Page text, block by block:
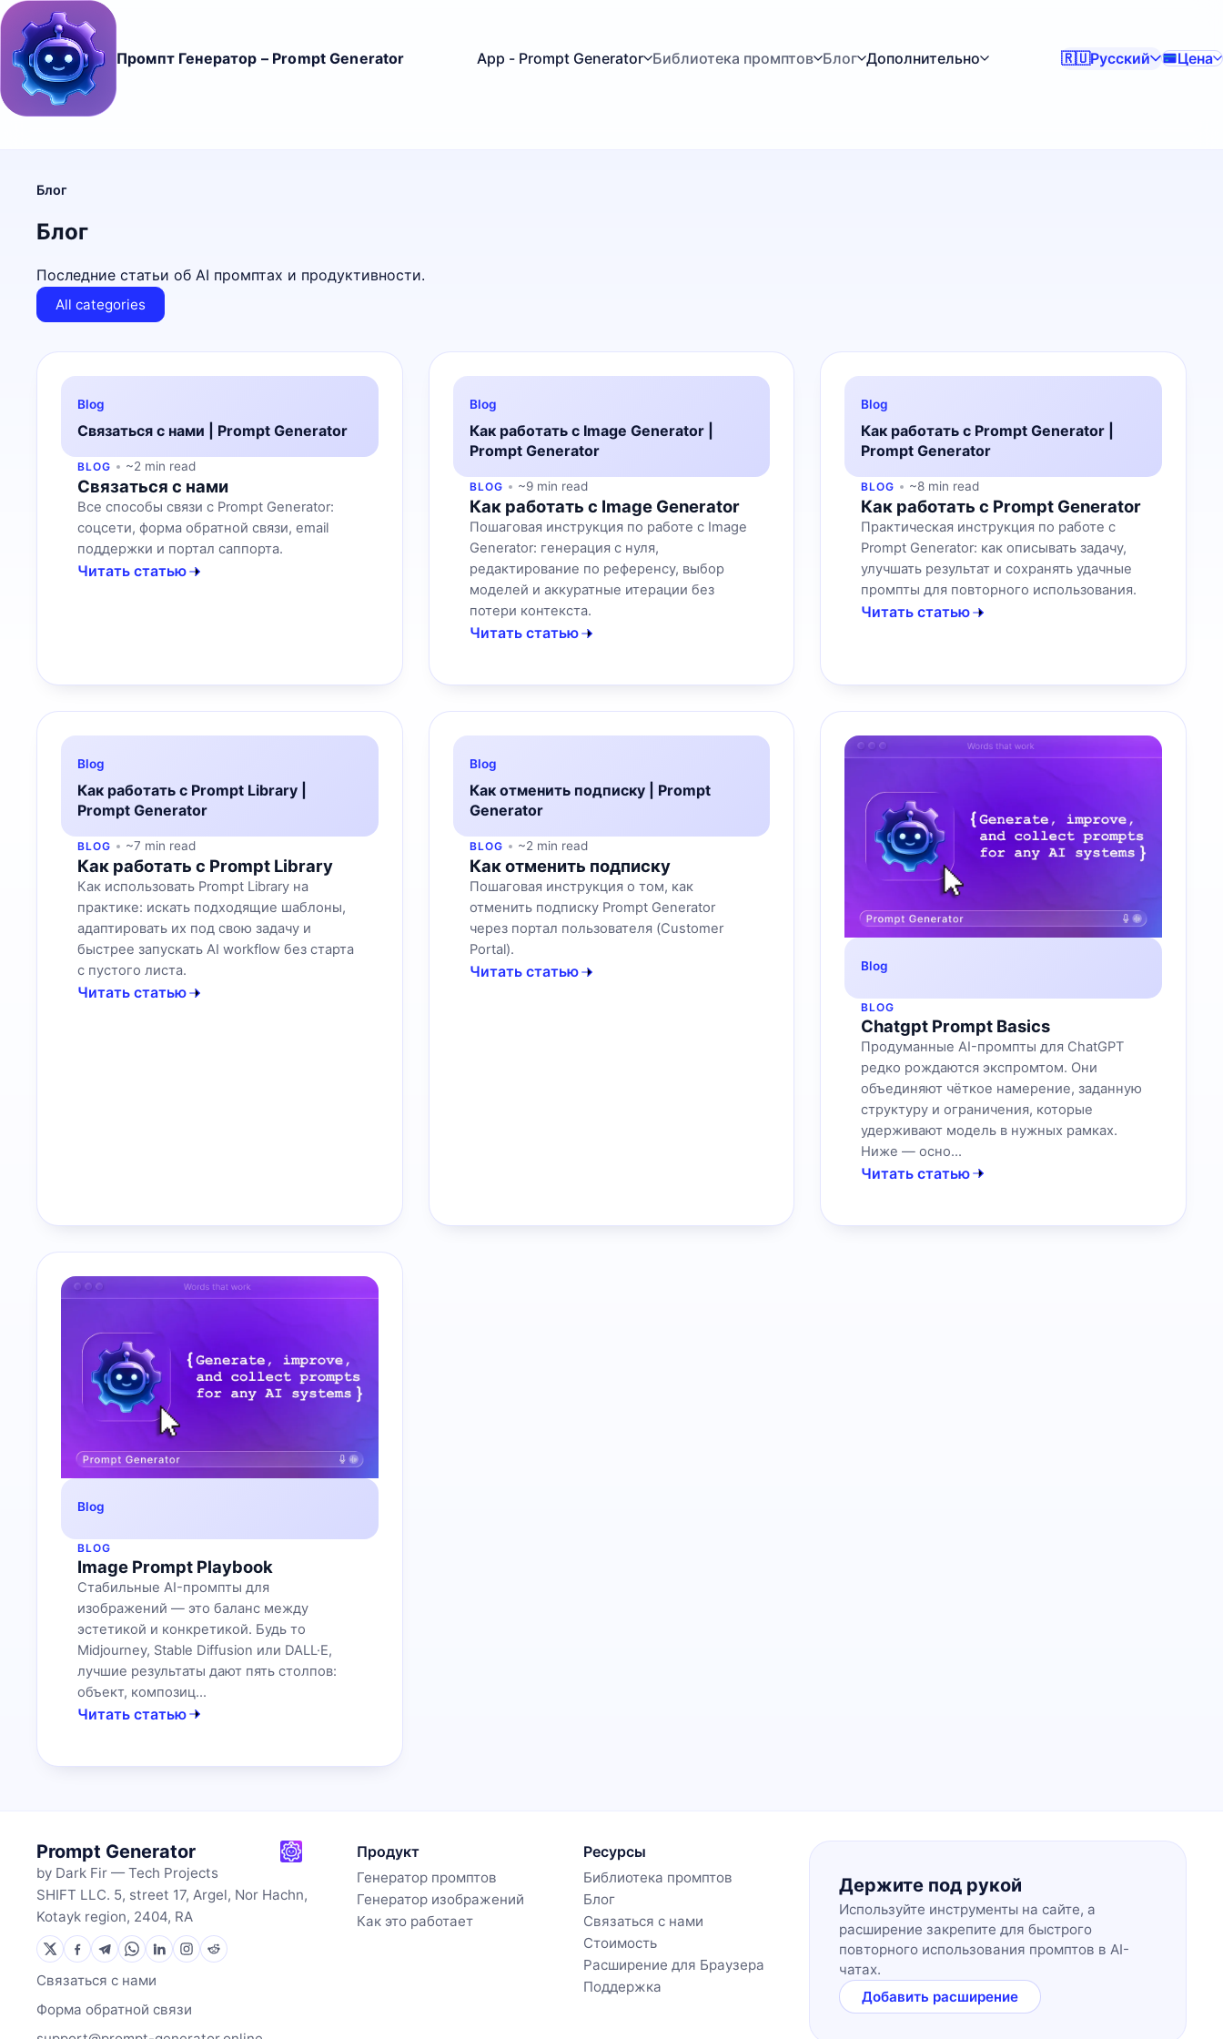
Промпт Генератор – Prompt Generator App - Prompt Generator Библиотека промптов Блог Дополнительно 🇷🇺Русский Цена
Блог
Блог
Последние статьи об AI промптах и продуктивности.
All categories
Blog
Связаться с нами | Prompt Generator
BLOG ~2 min read
Связаться с нами
Все способы связи с Prompt Generator:
соцсети, форма обратной связи, email
поддержки и портал саппорта.
Читать статью
Blog
Как работать с Image Generator |
Prompt Generator
BLOG ~9 min read
Как работать с Image Generator
Пошаговая инструкция по работе с Image
Generator: генерация с нуля,
редактирование по референсу, выбор
моделей и аккуратные итерации без
потери контекста.
Читать статью
Blog
Как работать с Prompt Generator |
Prompt Generator
BLOG ~8 min read
Как работать с Prompt Generator
Практическая инструкция по работе с
Prompt Generator: как описывать задачу,
улучшать результат и сохранять удачные
промпты для повторного использования.
Читать статью
Blog
Как работать с Prompt Library |
Prompt Generator
BLOG ~7 min read
Как работать с Prompt Library
Как использовать Prompt Library на
практике: искать подходящие шаблоны,
адаптировать их под свою задачу и
быстрее запускать AI workflow без старта
с пустого листа.
Читать статью
Blog
Как отменить подписку | Prompt
Generator
BLOG ~2 min read
Как отменить подписку
Пошаговая инструкция о том, как
отменить подписку Prompt Generator
через портал пользователя (Customer
Portal).
Читать статью Blog
BLOG
Chatgpt Prompt Basics
Продуманные AI-промпты для ChatGPT
редко рождаются экспромтом. Они
объединяют чёткое намерение, заданную
структуру и ограничения, которые
удерживают модель в нужных рамках.
Ниже — осно...
Читать статью
Blog
BLOG
Image Prompt Playbook
Стабильные AI-промпты для
изображений — это баланс между
эстетикой и конкретикой. Будь то
Midjourney, Stable Diffusion или DALL·E,
лучшие результаты дают пять столпов:
объект, композиц...
Читать статью
Prompt Generator
by Dark Fir — Tech Projects
SHIFT LLC. 5, street 17, Argel, Nor Hachn,
Kotayk region, 2404, RA
Связаться с нами
Форма обратной связи
Продукт
Генератор промптов
Генератор изображений
Как это работает
Ресурсы
Библиотека промптов
Блог
Связаться с нами
Стоимость
Расширение для Браузера
Поддержка
Держите под рукой
Используйте инструменты на сайте, а
расширение закрепите для быстрого
повторного использования промптов в AI-
чатах.
Добавить расширение